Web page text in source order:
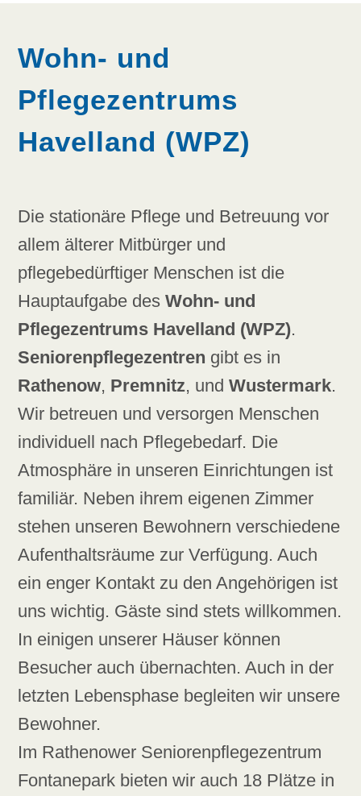
Wohn- und
Pflegezentrums
Havelland (WPZ)
Die stationäre Pflege und Betreuung vor
allem älterer Mitbürger und
pflegebedürftiger Menschen ist die
Hauptaufgabe desWohn- und
Pflegezentrums Havelland (WPZ).
Seniorenpflegezentren gibt es in
Rathenow, Premnitz, undWustermark.
Wir betreuen und versorgen Menschen
individuell nach Pflegebedarf. Die
Atmosphäre in unseren Einrichtungen ist
familiär. Neben ihrem eigenen Zimmer
stehen unseren Bewohnern verschiedene
Aufenthaltsräume zur Verfügung. Auch
ein enger Kontakt zu den Angehörigen ist
uns wichtig. Gäste sind stets willkommen.
In einigen unserer Häuser können
Besucher auch übernachten. Auch in der
letzten Lebensphase begleiten wir unsere
Bewohner.
Im Rathenower Seniorenpflegezentrum
Fontanepark bieten wir auch 18 Plätze in